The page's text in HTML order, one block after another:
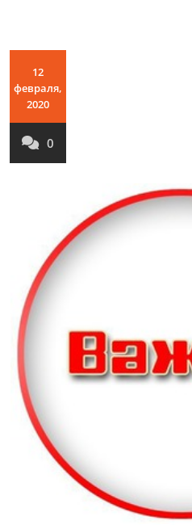
12
февраля,
2020
0